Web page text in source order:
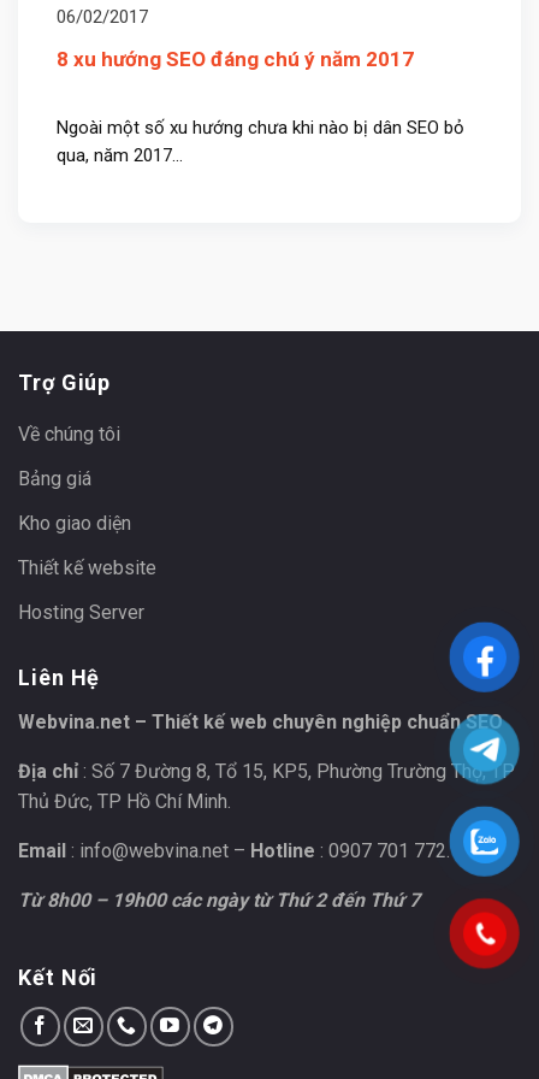
06/02/2017
8 xu hướng SEO đáng chú ý năm 2017
Ngoài một số xu hướng chưa khi nào bị dân SEO bỏ
qua, năm 2017...
Trợ Giúp
Về chúng tôi
Bảng giá
Kho giao diện
Thiết kế website
Hosting Server
Liên Hệ
Webvina.net – Thiết kế web chuyên nghiệp chuẩn SEO
Địa chỉ : Số 7 Đường 8, Tổ 15, KP5, Phường Trường Thọ, TP
Thủ Đức, TP Hồ Chí Minh.
Email : info@webvina.net – Hotline : 0907 701 772.
Từ 8h00 – 19h00 các ngày từ Thứ 2 đến Thứ 7
Kết Nối